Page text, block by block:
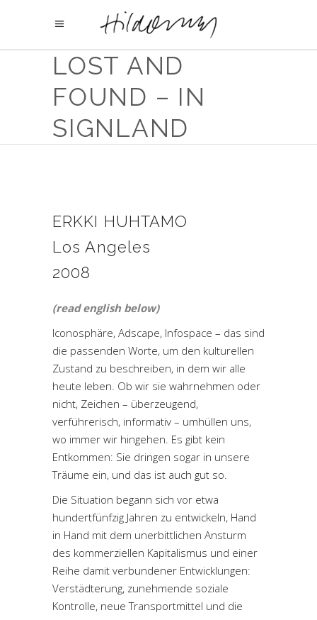
LOST AND
FOUND – IN
SIGNLAND
ERKKI HUHTAMO
Los Angeles
2008
(read english below)
Iconosphäre, Adscape, Infospace – das sind
die passenden Worte, um den kulturellen
Zustand zu beschreiben, in dem wir alle
heute leben. Ob wir sie wahrnehmen oder
nicht, Zeichen – überzeugend,
verführerisch, informativ – umhüllen uns,
wo immer wir hingehen. Es gibt kein
Entkommen: Sie dringen sogar in unsere
Träume ein, und das ist auch gut so.
Die Situation begann sich vor etwa
hundertfünfzig Jahren zu entwickeln, Hand
in Hand mit dem unerbittlichen Ansturm
des kommerziellen Kapitalismus und einer
Reihe damit verbundener Entwicklungen:
Verstädterung, zunehmende soziale
Kontrolle, neue Transportmittel und die